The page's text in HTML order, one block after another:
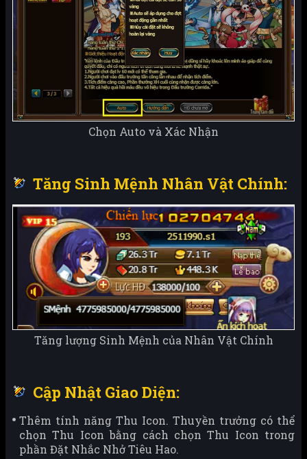
Chọn Auto và Xác Nhận
Tăng Sinh Mệnh Nhân Vật Chính:
Tăng lượng Sinh Mệnh của Nhân Vật Chính
Cập Nhật Giao Diện:
Thêm tính năng Thu Icon. Thuyền trưởng có thể
chọn Thu Icon bằng cách chọn Thu Icon trong
phần Đặt Nhắc Nhở Tiêu Hao.